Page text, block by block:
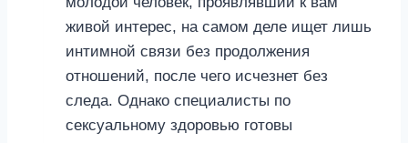
живой интерес, на самом деле ищет лишь
интимной связи без продолжения
отношений, после чего исчезнет без
следа. Однако специалисты по
сексуальному здоровью готовы